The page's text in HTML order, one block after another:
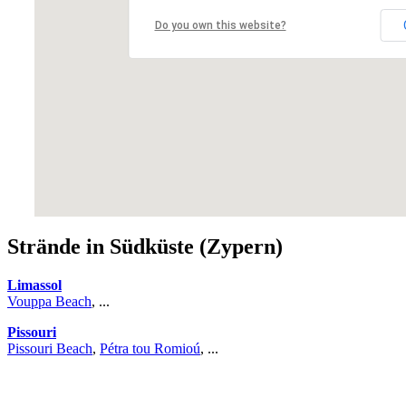
Do you own this website?
Strände in Südküste (Zypern)
Limassol
Vouppa Beach, ...
Pissouri
Pissouri Beach, Pétra tou Romioú, ...